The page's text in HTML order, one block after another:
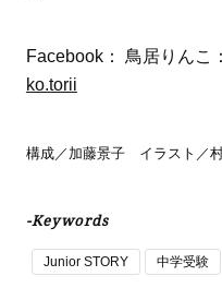
Facebook： 鳥居りんこ
ko.torii
構成／加藤景子 イラスト／
-Keywords
Junior STORY 中学受験